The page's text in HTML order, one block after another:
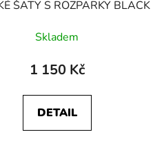
ŠATY S ROZPARKY BLACK
Skladem
1 150 Kč
DETAIL